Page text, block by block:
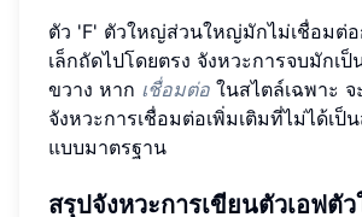
ตัว 'F' ตัวใหญ่ส่วนใหญ่มักไม่เชื่อมต่
เล็กถัดไปโดยตรง จังหวะการจบมักเป็
ขวาง หาก เชื่อมต่อ ในสไตล์เฉพาะ จ
จังหวะการเชื่อมต่อเพิ่มเติมที่ไม่ได้เป็
แบบมาตรฐาน
สรุปจังหวะการเขียนตัวเอฟตั